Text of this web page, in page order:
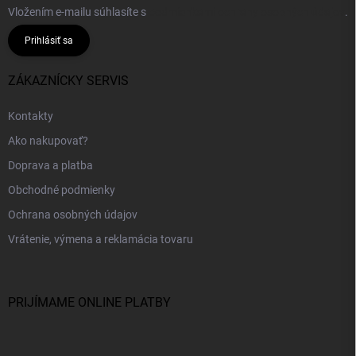
Vložením e-mailu súhlasíte s .
Prihlásiť sa
ZÁKAZNÍCKY SERVIS
Kontakty
Ako nakupovať?
Doprava a platba
Obchodné podmienky
Ochrana osobných údajov
Vrátenie, výmena a reklamácia tovaru
PRIJÍMAME ONLINE PLATBY